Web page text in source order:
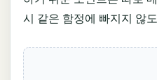
시 같은 함정에 빠지지 않